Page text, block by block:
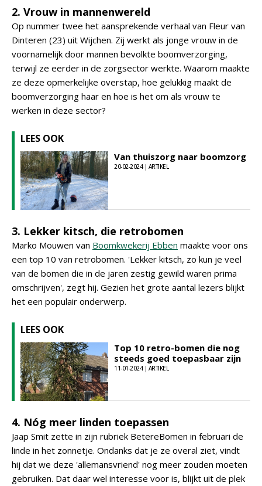
2. Vrouw in mannenwereld
Op nummer twee het aansprekende verhaal van Fleur van
Dinteren (23) uit Wijchen. Zij werkt als jonge vrouw in de
voornamelijk door mannen bevolkte boomverzorging,
terwijl ze eerder in de zorgsector werkte. Waarom maakte
ze deze opmerkelijke overstap, hoe gelukkig maakt de
boomverzorging haar en hoe is het om als vrouw te
werken in deze sector?
LEES OOK
Van thuiszorg naar boomzorg
20-02-2024 | ARTIKEL
3. Lekker kitsch, die retrobomen
Marko Mouwen van Boomkwekerij Ebben maakte voor ons
een top 10 van retrobomen. 'Lekker kitsch, zo kun je veel
van de bomen die in de jaren zestig gewild waren prima
omschrijven', zegt hij. Gezien het grote aantal lezers blijkt
het een populair onderwerp.
LEES OOK
Top 10 retro-bomen die nog
steeds goed toepasbaar zijn
11-01-2024 | ARTIKEL
4. Nóg meer linden toepassen
Jaap Smit zette in zijn rubriek BetereBomen in februari de
linde in het zonnetje. Ondanks dat je ze overal ziet, vindt
hij dat we deze 'allemansvriend' nog meer zouden moeten
gebruiken. Dat daar wel interesse voor is, blijkt uit de plek